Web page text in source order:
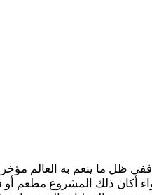
ظل ما ينعم به العالم